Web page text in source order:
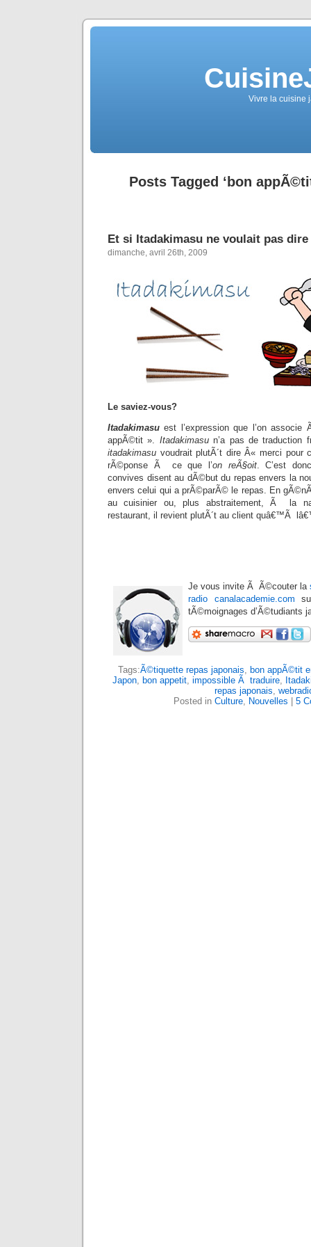
Vivre la cuisine
Posts Tagged ‘bon
Et si Itadakimasu ne voulait pas
dimanche, avril 26th, 2009
Le saviez-vous?
Itadakimasuest l’expression que l’on
appÃ©tit ». Itadakimasun’a pas de traduction
itadakimasu voudrait plutÃ´t dire Â« merci pour
rÃ©ponse Ã ce que l’on reÃ§oit. C’est
convives disent au dÃ©but du repas envers la
envers celui qui a prÃ©parÃ© le repas. En
au cuisinier ou, plus abstraitement, Ã la
restaurant, il revient plutÃ´t au client quâ€™Ã
Je vous invite Ã Ã©couter la
radio canalacademie.com
tÃ©moignages d’Ã©tudiants
Tags:Ã©tiquette repas japonais, bon appÃ©tit
Japon, bon appetit, impossible Ã traduire,
repas japonais,
Posted in Culture, Nouvelles 5